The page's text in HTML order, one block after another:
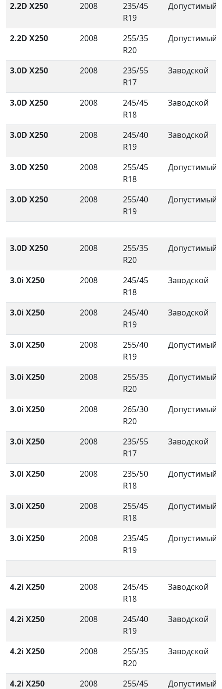
2.2D X250 2008
235/45
R19
Допустимый
2.2D X250 2008
255/35
R20
Допустимый
3.0D X250 2008
235/55
R17
Заводской
3.0D X250 2008
245/45
R18
Заводской
3.0D X250 2008
245/40
R19
Заводской
3.0D X250 2008
255/45
R18
Допустимый
3.0D X250 2008
255/40
R19
Допустимый
3.0D X250 2008
255/35
R20
Допустимый
3.0i X250 2008
245/45
R18
Заводской
3.0i X250 2008
245/40
R19
Заводской
3.0i X250 2008
255/40
R19
Допустимый
3.0i X250 2008
255/35
R20
Допустимый
3.0i X250 2008
265/30
R20
Допустимый
3.0i X250 2008
235/55
R17
Заводской
3.0i X250 2008
235/50
R18
Допустимый
3.0i X250 2008
255/45
R18
Допустимый
3.0i X250 2008
235/45
R19
Допустимый
4.2i X250 2008
245/45
R18
Заводской
4.2i X250 2008
245/40
R19
Заводской
4.2i X250 2008
255/35
R20
Заводской
4.2i X250 2008 255/45 Допустимый